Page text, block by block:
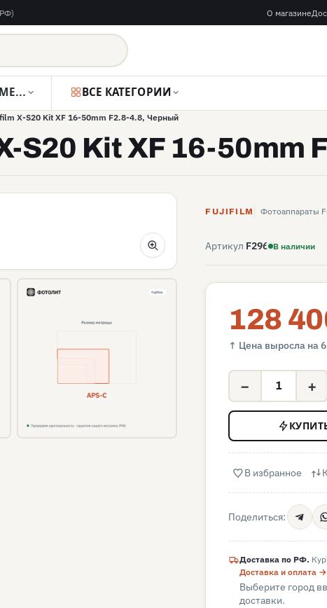
О магазине
ВИДЕОКАМЕРЫ ВСЕ КАТЕГОРИИ
X-S20 Kit XF 16-50mm F2.8-4.8, Черный
S20 Kit XF 16-50mm
FUJIFILM Фотоаппараты
Артикул F296 В наличии
128
↑ Цена выросла на
− +
В избранное
Поделиться:
Доставка по РФ.
Доставка и оплата →
Выберите город
доставки.